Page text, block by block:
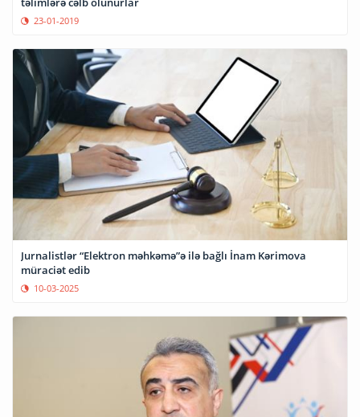
23-01-2019
Jurnalistlər “Elektron məhkəmə”ə ilə bağlı İnam Kərimova
müraciət edib
10-03-2025